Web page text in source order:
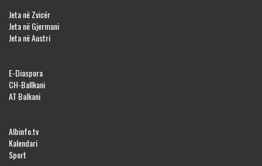
Jeta në Zvicër
Jeta në Gjermani
Jeta në Austri
E-Diaspora
CH-Ballkani
AT Balkani
Albinfo.tv
Kalendari
Sport